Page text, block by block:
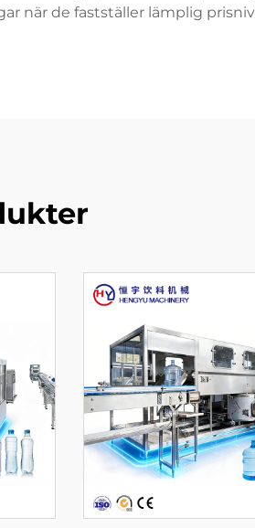
när de fastställer lämplig